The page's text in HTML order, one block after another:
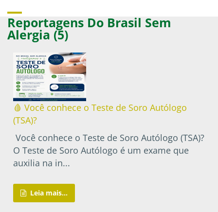
Reportagens Do Brasil Sem
Alergia (5)
🩸 Você conhece o Teste de Soro Autólogo
(TSA)?
Você conhece o Teste de Soro Autólogo (TSA)?
O Teste de Soro Autólogo é um exame que
auxilia na in...
Leia mais...